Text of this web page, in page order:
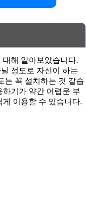
해 알아보았습니다.
정도로 자신이 하는
는 꼭 설치하는 것 같습
기가 약간 어렵운 부
이용할 수 있습니다.